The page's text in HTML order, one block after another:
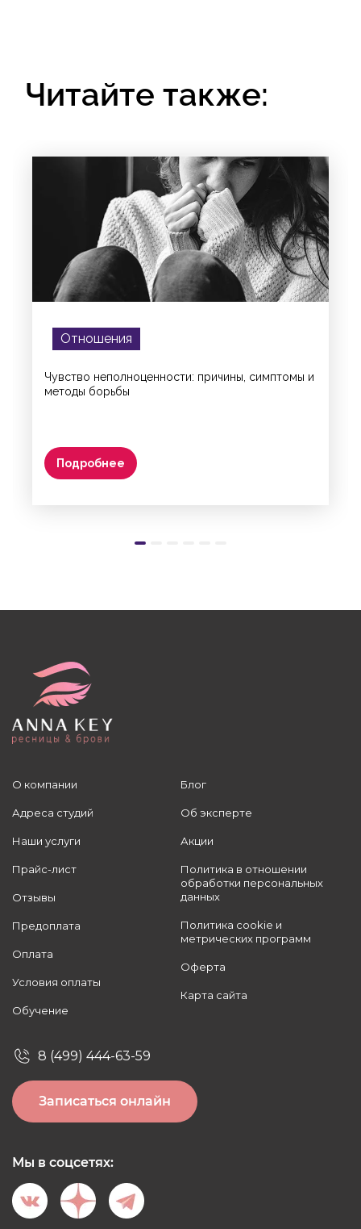
Читайте также:
Отношения
Чувство неполноценности: причины, симптомы и
методы борьбы
Подробнее
О компании
Адреса студий
Наши услуги
Прайс-лист
Отзывы
Предоплата
Оплата
Условия оплаты
Обучение
Блог
Об эксперте
Акции
Политика в отношении
обработки персональных
данных
Политика cookie и
метрических программ
Оферта
Карта сайта
8 (499) 444-63-59
Записаться онлайн
Мы в соцсетях: